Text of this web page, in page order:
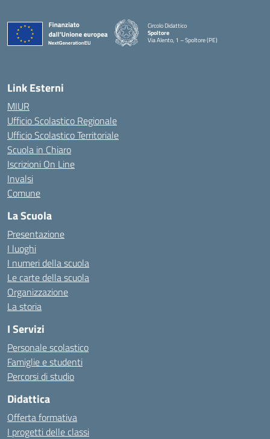
Circolo Didattico
Spoltore
Via Alento, 1 – Spoltore (PE)
— Visita la pagina iniziale della scuola
Link Esterni
MIUR
Ufficio Scolastico Regionale
Ufficio Scolastico Territoriale
Scuola in Chiaro
Iscrizioni On Line
Invalsi
Comune
La Scuola
Presentazione
I luoghi
I numeri della scuola
Le carte della scuola
Organizzazione
La storia
I Servizi
Personale scolastico
Famiglie e studenti
Percorsi di studio
Didattica
Offerta formativa
I progetti delle classi